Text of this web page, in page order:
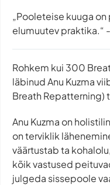
„Pooleteise kuuga
elumuutev praktika.“
Rohkem kui 300
läbinud Anu Kuzma
Breath Repatterning)
Anu Kuzma on
on terviklik
väärtustab ta
kõik vastused
julgeda sissepoole